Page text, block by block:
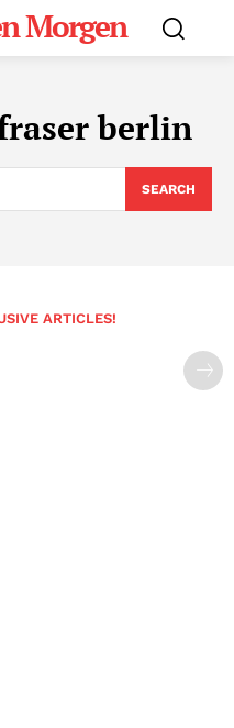
Morgen
berlin
SEARCH
ARTICLES!